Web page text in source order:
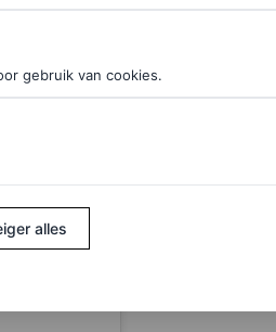
Herrera en
rand) een
zouden
bij een
date
gebruik van cookies.
alles